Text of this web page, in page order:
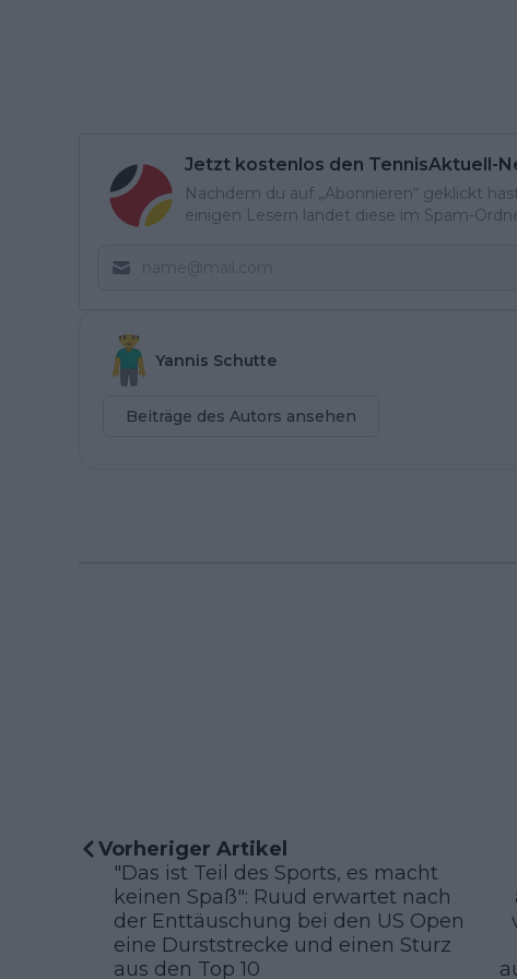
Jetzt kostenlos den TennisAktuell-
Nachdem du auf „Abonnieren“ geklickt
einigen Lesern landet diese im Spam-
Yannis Schutte
Beiträge des Autors ansehen
Vorheriger Artikel
"Das ist Teil des Sports, es macht
keinen Spaß": Ruud erwartet nach
der Enttäuschung bei den US Open
eine Durststrecke und einen Sturz
aus den Top 10